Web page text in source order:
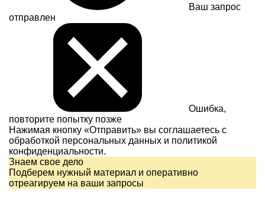
Ваш запрос
отправлен
Ошибка,
повторите попытку позже
Нажимая кнопку «Отправить» вы соглашаетесь с
обработкой персональных данных и политикой
конфиденциальности.
Знаем свое дело
Подберем нужный материал и оперативно
отреагируем на ваши запросы